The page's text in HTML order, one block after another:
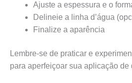
Ajuste a espessura e o
Delineie a linha d’água
Finalize a aparência
Lembre-se de praticar e
para aperfeiçoar sua aplicação de